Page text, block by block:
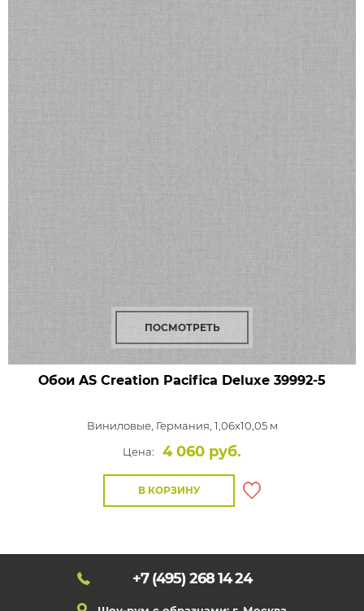
ПОСМОТРЕТЬ
Обои AS Creation Pacifica Deluxe 39992-5
Виниловые, Германия, 1,06x10,05 м
Цена:
4 060 руб.
В КОРЗИНУ
+7 (495) 268 14 24